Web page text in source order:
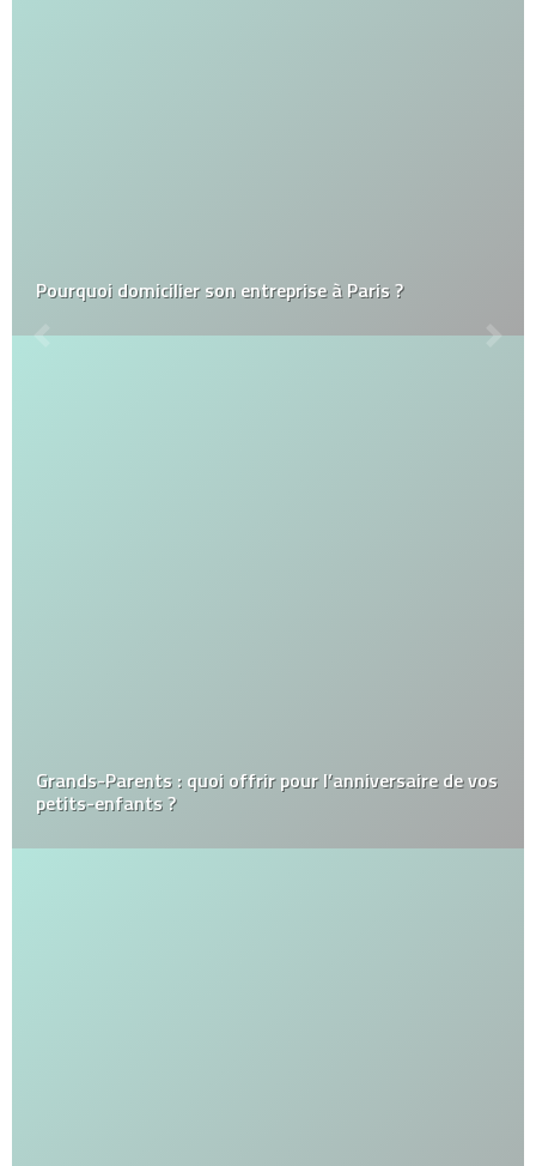
Pourquoi domicilier son entreprise à Paris ?
Grands-Parents : quoi offrir pour l’anniversaire de vos
petits-enfants ?